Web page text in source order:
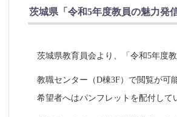
茨城県「令和5年度教員の魅力発
茨城県教育員会より、「令和5年度
教職センター（D棟3F）で閲覧が可
希望者へはパンフレットを配付して